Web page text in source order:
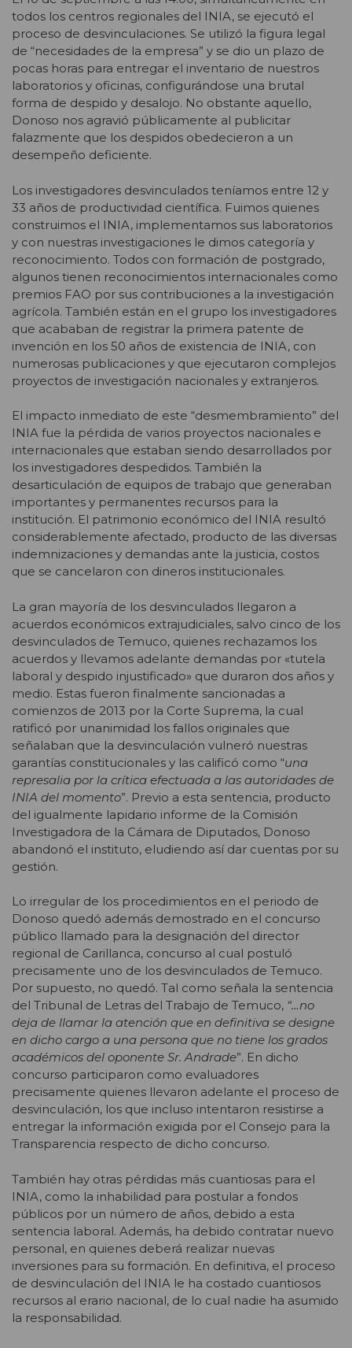
todos los centros regionales del INIA, se ejecutó el
proceso de desvinculaciones. Se utilizó la figura legal
de “necesidades de la empresa” y se dio un plazo de
pocas horas para entregar el inventario de nuestros
laboratorios y oficinas, configurándose una brutal
forma de despido y desalojo. No obstante aquello,
Donoso nos agravió públicamente al publicitar
falazmente que los despidos obedecieron a un
desempeño deficiente.
Los investigadores desvinculados teníamos entre 12 y
33 años de productividad científica. Fuimos quienes
construimos el INIA, implementamos sus laboratorios
y con nuestras investigaciones le dimos categoría y
reconocimiento. Todos con formación de postgrado,
algunos tienen reconocimientos internacionales como
premios FAO por sus contribuciones a la investigación
agrícola. También están en el grupo los investigadores
que acababan de registrar la primera patente de
invención en los 50 años de existencia de INIA, con
numerosas publicaciones y que ejecutaron complejos
proyectos de investigación nacionales y extranjeros.
El impacto inmediato de este “desmembramiento” del
INIA fue la pérdida de varios proyectos nacionales e
internacionales que estaban siendo desarrollados por
los investigadores despedidos. También la
desarticulación de equipos de trabajo que generaban
importantes y permanentes recursos para la
institución. El patrimonio económico del INIA resultó
considerablemente afectado, producto de las diversas
indemnizaciones y demandas ante la justicia, costos
que se cancelaron con dineros institucionales.
La gran mayoría de los desvinculados llegaron a
acuerdos económicos extrajudiciales, salvo cinco de los
desvinculados de Temuco, quienes rechazamos los
acuerdos y llevamos adelante demandas por «tutela
laboral y despido injustificado» que duraron dos años y
medio. Estas fueron finalmente sancionadas a
comienzos de 2013 por la Corte Suprema, la cual
ratificó por unanimidad los fallos originales que
señalaban que la desvinculación vulneró nuestras
garantías constitucionales y las calificó como “una
represalia por la crítica efectuada a las autoridades de
INIA del momento”. Previo a esta sentencia, producto
del igualmente lapidario informe de la Comisión
Investigadora de la Cámara de Diputados, Donoso
abandonó el instituto, eludiendo así dar cuentas por su
gestión.
Lo irregular de los procedimientos en el periodo de
Donoso quedó además demostrado en el concurso
público llamado para la designación del director
regional de Carillanca, concurso al cual postuló
precisamente uno de los desvinculados de Temuco.
Por supuesto, no quedó. Tal como señala la sentencia
del Tribunal de Letras del Trabajo de Temuco, “…no
deja de llamar la atención que en definitiva se designe
en dicho cargo a una persona que no tiene los grados
académicos del oponente Sr. Andrade”. En dicho
concurso participaron como evaluadores
precisamente quienes llevaron adelante el proceso de
desvinculación, los que incluso intentaron resistirse a
entregar la información exigida por el Consejo para la
Transparencia respecto de dicho concurso.
También hay otras pérdidas más cuantiosas para el
INIA, como la inhabilidad para postular a fondos
públicos por un número de años, debido a esta
sentencia laboral. Además, ha debido contratar nuevo
personal, en quienes deberá realizar nuevas
inversiones para su formación. En definitiva, el proceso
de desvinculación del INIA le ha costado cuantiosos
recursos al erario nacional, de lo cual nadie ha asumido
la responsabilidad.